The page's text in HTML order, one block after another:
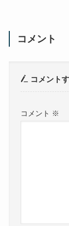
コメント
コメント
コメント ※